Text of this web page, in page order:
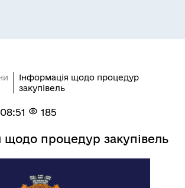
Інформація щодо процедур
закупівель
185
щодо процедур закупівель